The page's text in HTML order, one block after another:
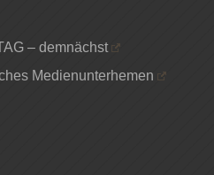
– demnächst
Medienunterhemen